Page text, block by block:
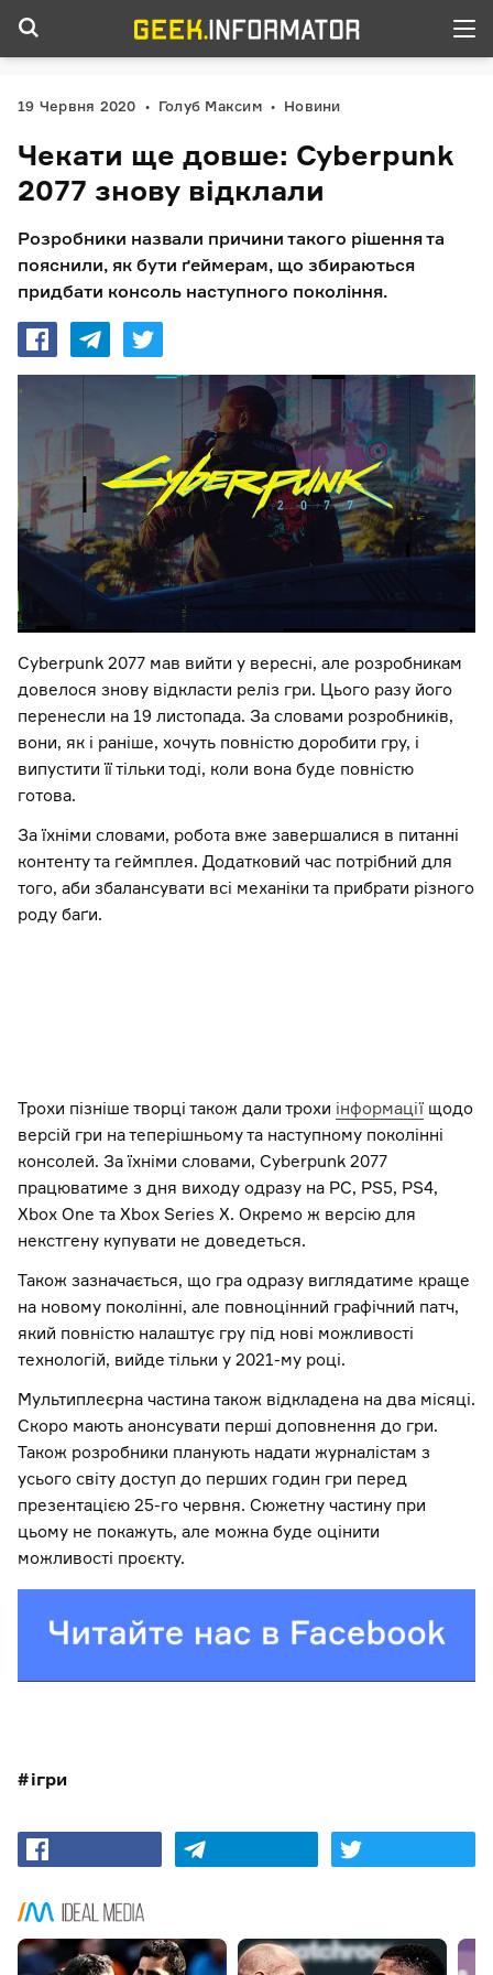
19 Червня 2020 Голуб Максим Новини
Чекати ще довше: Cyberpunk
2077 знову відклали
Розробники назвали причини такого рішення та
пояснили, як бути ґеймерам, що збираються
придбати консоль наступного покоління.
Cyberpunk 2077 мав вийти у вересні, але розробникам
довелося знову відкласти реліз гри. Цього разу його
перенесли на 19 листопада. За словами розробників,
вони, як і раніше, хочуть повністю доробити гру, і
випустити її тільки тоді, коли вона буде повністю
готова.
За їхніми словами, робота вже завершалися в питанні
контенту та ґеймплея. Додатковий час потрібний для
того, аби збалансувати всі механіки та прибрати різного
роду баґи.
Трохи пізніше творці також дали трохи інформації щодо
версій гри на теперішньому та наступному поколінні
консолей. За їхніми словами, Cyberpunk 2077
працюватиме з дня виходу одразу на PC, PS5, PS4,
Xbox One та Xbox Series X. Окремо ж версію для
некстгену купувати не доведеться.
Також зазначається, що гра одразу виглядатиме краще
на новому поколінні, але повноцінний графічний патч,
який повністю налаштує гру під нові можливості
технологій, вийде тільки у 2021-му році.
Мультиплеєрна частина також відкладена на два місяці.
Скоро мають анонсувати перші доповнення до гри.
Також розробники планують надати журналістам з
усього світу доступ до перших годин гри перед
презентацією 25-го червня. Сюжетну частину при
цьому не покажуть, але можна буде оцінити
можливості проєкту.
ігри